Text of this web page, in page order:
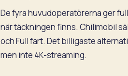
De fyra huvudoperatörerna ger
när täckningen finns. Chilimobil
och Full fart. Det billigaste
men inte 4K-streaming.